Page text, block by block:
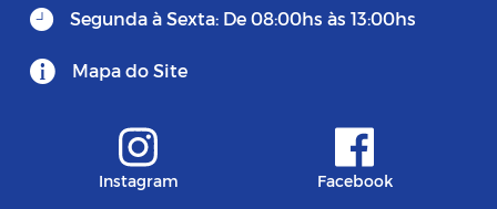
Segunda à Sexta: De 08:00hs às 13:00hs
Mapa do Site
Instagram Facebook